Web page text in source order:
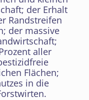
der Erhalt
Randstreifen
der massive
aller
Flächen;
in die